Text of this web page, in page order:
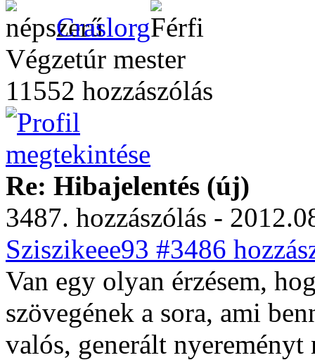
Craslorg
Végzetúr mester
11552 hozzászólás
Re: Hibajelentés (új)
3487. hozzászólás -
Sziszikeee93 #3486
Van egy olyan érzésem,
szövegének a sora, ami
valós, generált nyereményt